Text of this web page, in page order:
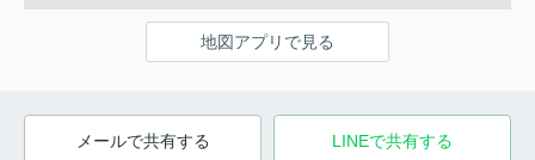
地図アプリで見る
メールで共有する LINEで共有する